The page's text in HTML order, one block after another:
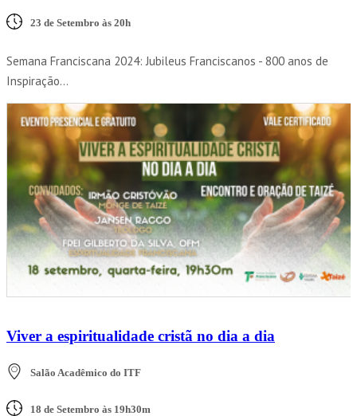
23 de Setembro às 20h
Semana Franciscana 2024: Jubileus Franciscanos - 800 anos de
Inspiração...
Viver a espiritualidade cristã no dia a dia
Salão Acadêmico do ITF
18 de Setembro às 19h30m